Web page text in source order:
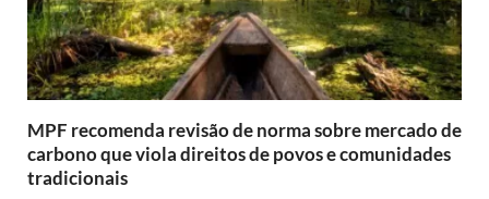
MPF recomenda revisão de norma sobre mercado de
carbono que viola direitos de povos e comunidades
tradicionais